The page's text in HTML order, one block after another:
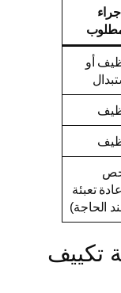
أو
تعبئة
الحاجة)
تكييف